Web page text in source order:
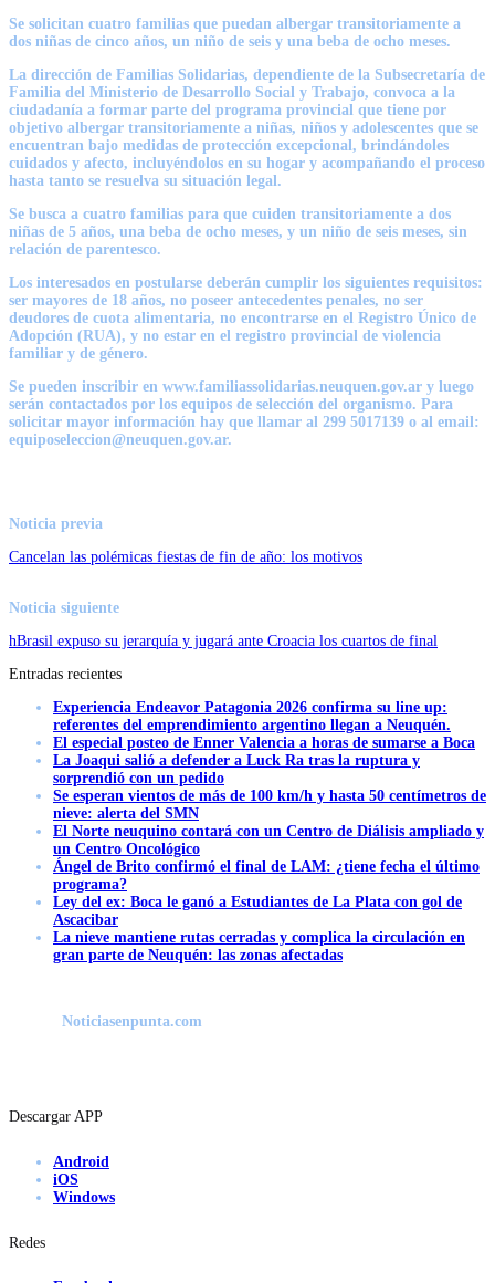
Se solicitan cuatro familias que puedan albergar transitoriamente a
dos niñas de cinco años, un niño de seis y una beba de ocho meses.
La dirección de Familias Solidarias, dependiente de la Subsecretaría de
Familia del Ministerio de Desarrollo Social y Trabajo, convoca a la
ciudadanía a formar parte del programa provincial que tiene por
objetivo albergar transitoriamente a niñas, niños y adolescentes que se
encuentran bajo medidas de protección excepcional, brindándoles
cuidados y afecto, incluyéndolos en su hogar y acompañando el proceso
hasta tanto se resuelva su situación legal.
Se busca a cuatro familias para que cuiden transitoriamente a dos
niñas de 5 años, una beba de ocho meses, y un niño de seis meses, sin
relación de parentesco.
Los interesados en postularse deberán cumplir los siguientes requisitos:
ser mayores de 18 años, no poseer antecedentes penales, no ser
deudores de cuota alimentaria, no encontrarse en el Registro Único de
Adopción (RUA), y no estar en el registro provincial de violencia
familiar y de género.
Se pueden inscribir en www.familiassolidarias.neuquen.gov.ar y luego
serán contactados por los equipos de selección del organismo. Para
solicitar mayor información hay que llamar al 299 5017139 o al email:
equiposeleccion@neuquen.gov.ar.
Noticia previa
Cancelan las polémicas fiestas de fin de año: los motivos
Noticia siguiente
hBrasil expuso su jerarquía y jugará ante Croacia los cuartos de final
Entradas recientes
Experiencia Endeavor Patagonia 2026 confirma su line up:
referentes del emprendimiento argentino llegan a Neuquén.
El especial posteo de Enner Valencia a horas de sumarse a Boca
La Joaqui salió a defender a Luck Ra tras la ruptura y
sorprendió con un pedido
Se esperan vientos de más de 100 km/h y hasta 50 centímetros de
nieve: alerta del SMN
El Norte neuquino contará con un Centro de Diálisis ampliado y
un Centro Oncológico
Ángel de Brito confirmó el final de LAM: ¿tiene fecha el último
programa?
Ley del ex: Boca le ganó a Estudiantes de La Plata con gol de
Ascacibar
La nieve mantiene rutas cerradas y complica la circulación en
gran parte de Neuquén: las zonas afectadas
Noticiasenpunta.com
Descargar APP
Android
iOS
Windows
Redes